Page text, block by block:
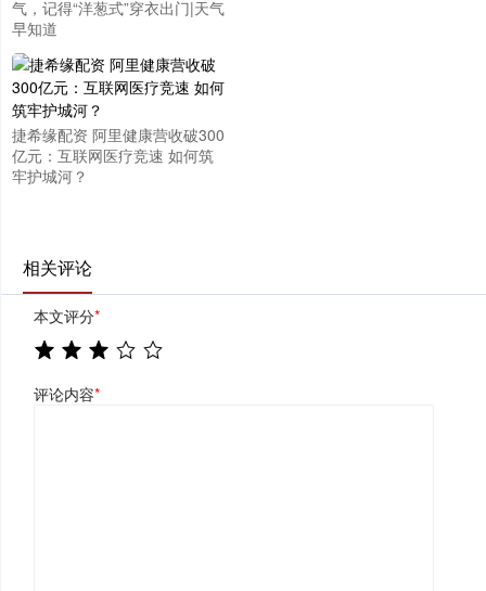
气，记得“洋葱式”穿衣出门|天气
早知道
捷希缘配资 阿里健康营收破300
亿元：互联网医疗竞速 如何筑
牢护城河？
相关评论
本文评分*
评论内容*